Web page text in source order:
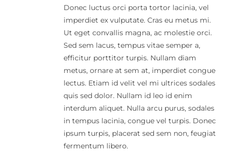
Donec luctus orci porta tortor lacinia, vel
imperdiet ex vulputate. Cras eu metus mi.
Ut eget convallis magna, ac molestie orci.
Sed sem lacus, tempus vitae semper a,
efficitur porttitor turpis. Nullam diam
metus, ornare at sem at, imperdiet congue
lectus. Etiam id velit vel mi ultrices sodales
quis sed dolor. Nullam id leo id enim
interdum aliquet. Nulla arcu purus, sodales
in tempus lacinia, congue vel turpis. Donec
ipsum turpis, placerat sed sem non, feugiat
fermentum libero.